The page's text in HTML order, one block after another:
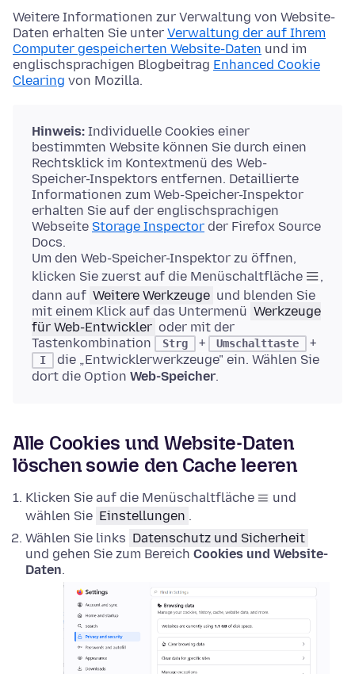
Weitere Informationen zur Verwaltung von Website-
Daten erhalten Sie unter Verwaltung der auf Ihrem
Computer gespeicherten Website-Daten und im
englischsprachigen Blogbeitrag Enhanced Cookie
Clearing von Mozilla.
Hinweis: Individuelle Cookies einer
bestimmten Website können Sie durch einen
Rechtsklick im Kontextmenü des Web-
Speicher-Inspektors entfernen. Detaillierte
Informationen zum Web-Speicher-Inspektor
erhalten Sie auf der englischsprachigen
Webseite Storage Inspector der Firefox Source
Docs.
Um den Web-Speicher-Inspektor zu öffnen,
klicken Sie zuerst auf die Menüschaltfläche
,
dann auf Weitere Werkzeuge und blenden Sie
mit einem Klick auf das Untermenü Werkzeuge
für Web-Entwickler oder mit der
Tastenkombination
Strg + Umschalttaste +
I
die „Entwicklerwerkzeuge" ein. Wählen Sie
dort die Option Web-Speicher.
Alle Cookies und Website-Daten
löschen sowie den Cache leeren
Klicken Sie auf die Menüschaltfläche
und
wählen Sie Einstellungen .
Wählen Sie links Datenschutz und Sicherheit
und gehen Sie zum Bereich Cookies und Website-
Daten.